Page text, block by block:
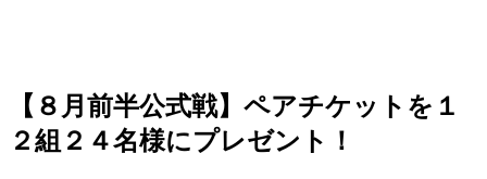
【８月前半公式戦】ペアチケットを１
２組２４名様にプレゼント！